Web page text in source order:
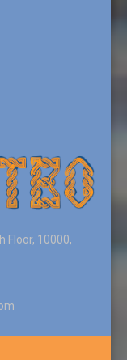
Floor, 10000,